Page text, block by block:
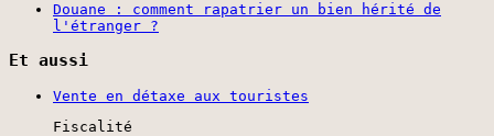
Douane : comment rapatrier un bien hérité de
l'étranger ?
Et aussi
Vente en détaxe aux touristes
Fiscalité